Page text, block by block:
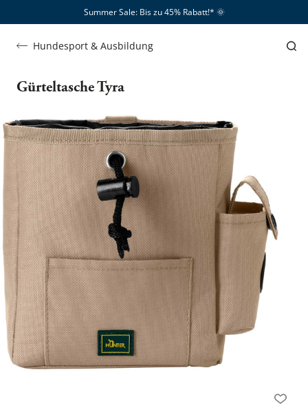
Summer Sale: Bis zu 45% Rabatt!*​ 🌞
Hundesport & Ausbildung
Gürteltasche Tyra